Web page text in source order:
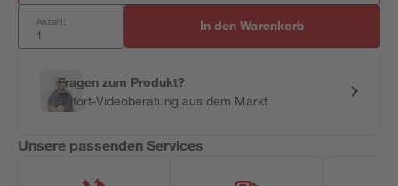
Anzahl: In den Warenkorb
Fragen zum Produkt?
Sofort-Videoberatung aus dem Markt
Unsere passenden Services